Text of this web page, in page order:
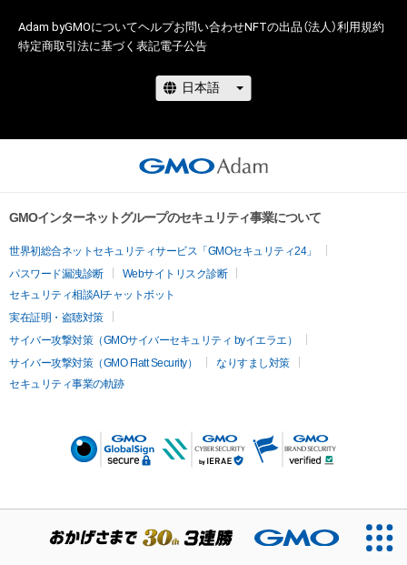
Adam byGMOについてヘルプお問い合わせNFTの出品（法人）利用規約
特定商取引法に基づく表記電子公告
GMOインターネットグループのセキュリティ事業について
世界初総合ネットセキュリティサービス「GMOセキュリティ24」
パスワード漏洩診断
Webサイトリスク診断
セキュリティ相談AIチャットボット
実在証明・盗聴対策
サイバー攻撃対策（GMOサイバーセキュリティ byイエラエ）
サイバー攻撃対策（GMO Flatt Security）
なりすまし対策
セキュリティ事業の軌跡